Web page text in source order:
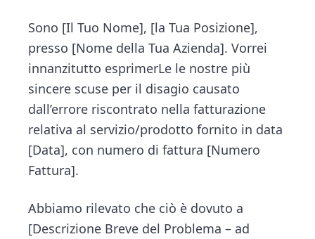
Sono [Il Tuo Nome], [la Tua Posizione],
presso [Nome della Tua Azienda]. Vorrei
innanzitutto esprimerLe le nostre più
sincere scuse per il disagio causato
dall’errore riscontrato nella fatturazione
relativa al servizio/prodotto fornito in data
[Data], con numero di fattura [Numero
Fattura].
Abbiamo rilevato che ciò è dovuto a
[Descrizione Breve del Problema – ad